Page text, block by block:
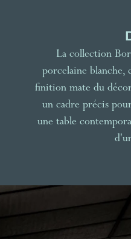
La collection
porcelaine blanche,
finition mate du
un cadre précis
une table